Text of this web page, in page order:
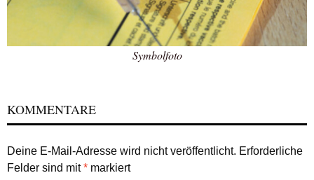
Symbolfoto
KOMMENTARE
Deine E-Mail-Adresse wird nicht veröffentlicht. Erforderliche
Felder sind mit* markiert